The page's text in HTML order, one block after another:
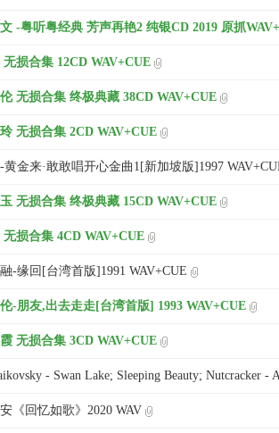
文 -粤听粤经典 芳声再艳2 纯银CD 2019 原抓
无损合集 12CD WAV+CUE
伦 无损合集 终极典藏 38CD WAV+CUE
玲 无损合集 2CD WAV+CUE
-黄金来·敢敢唱开心金曲1[新加坡版]1997
玉 无损合集 终极典藏 15CD WAV+CUE
无损合集 4CD WAV+CUE
融-缘回[台湾首版]1991 WAV+CUE
伦-朋友,出去走走[台湾首版] 1993 WAV+CUE
霞 无损合集 3CD WAV+CUE
- Swan Lake; Sleeping Beauty; Nutcracker -
安《回忆如歌》2020 WAV